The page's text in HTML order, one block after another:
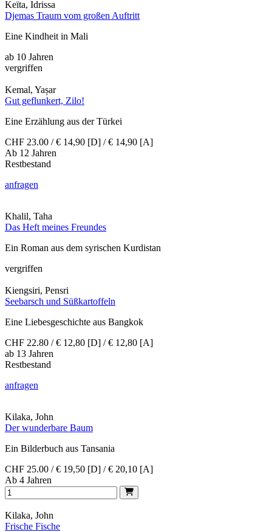
Keïta, Idrissa
Djemas Traum vom großen Auftritt
Eine Kindheit in Mali
ab 10 Jahren
vergriffen
Kemal, Yașar
Gut geflunkert, Zilo!
Eine Erzählung aus der Türkei
CHF 23.00 / € 14,90 [D] / € 14,90 [A]
Ab 12 Jahren
Restbestand
anfragen
Khalil, Taha
Das Heft meines Freundes
Ein Roman aus dem syrischen Kurdistan
vergriffen
Kiengsiri, Pensri
Seebarsch und Süßkartoffeln
Eine Liebesgeschichte aus Bangkok
CHF 22.80 / € 12,80 [D] / € 12,80 [A]
ab 13 Jahren
Restbestand
anfragen
Kilaka, John
Der wunderbare Baum
Ein Bilderbuch aus Tansania
CHF 25.00 / € 19,50 [D] / € 20,10 [A]
Ab 4 Jahren
Kilaka, John
Frische Fische